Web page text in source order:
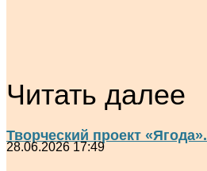
Читать далее
Творческий проект «Ягода».
28.06.2026 17:49